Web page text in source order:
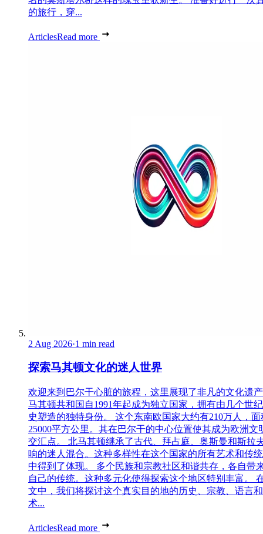
的旅行，穿...
ArticlesRead more
2 Aug 2026·1 min read
探索马其顿文化的迷人世界
欢迎来到巴尔干心脏的旅程，这里展现了非凡的文化遗
马其顿共和国自1991年起成为独立国家，拥有由几个世
史塑造的独特身份。 这个东南欧国家大约有210万人，面
25000平方公里。其在巴尔干的中心位置使其成为欧洲文
交汇点。 北马其顿继承了古代、拜占庭、奥斯曼和斯拉
响的迷人混合。这种多样性在这个国家的所有艺术和传
中得到了体现。 多个民族和宗教社区和谐共存，各自带
自己的传统。这种多元化使得探索这个地区特别丰富。
文中，我们将探讨这个真实目的地的历史、宗教、语言
术...
ArticlesRead more